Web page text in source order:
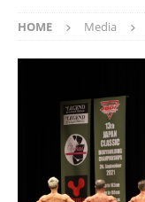
HOME Media